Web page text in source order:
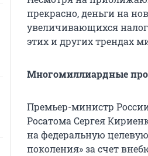
прекрасно, деньги на
увеличивающихся
этих и других трендах
Многомиллиардные
Премьер-министр
Росатома Сергея
на федеральную
поколения» за счет